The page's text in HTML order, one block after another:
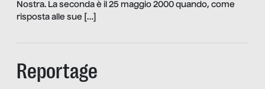
Nostra. La seconda è il 25 maggio 2000 quando, come
risposta alle sue […]
Reportage